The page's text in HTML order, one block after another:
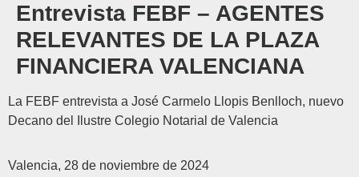
Entrevista FEBF – AGENTES
RELEVANTES DE LA PLAZA
FINANCIERA VALENCIANA
La FEBF entrevista a José Carmelo Llopis Benlloch, nuevo
Decano del Ilustre Colegio Notarial de Valencia
Valencia, 28 de noviembre de 2024